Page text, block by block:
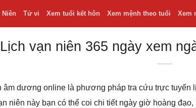
Niên Tử vi Xem tuổi kết hôn Xem mệnh theo tuổi Xem
Lịch vạn niên 365 ngày xem
âm dương online là phương pháp tra cứu trực tuyến
niên này bạn có thể coi chi tiết ngày giờ hoàng